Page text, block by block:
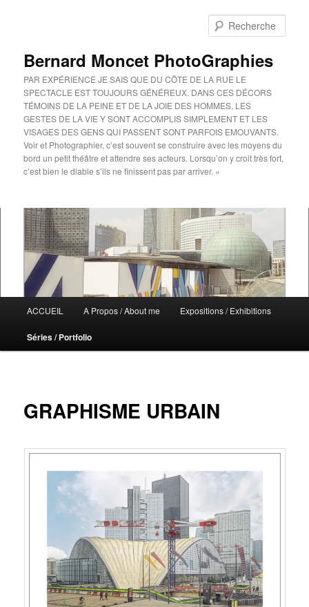
Bernard Moncet PhotoGraphies
PAR EXPÉRIENCE JE SAIS QUE DU CÔTE DE LA RUE LE
SPECTACLE EST TOUJOURS GÉNÉREUX. DANS CES DÉCORS
TÉMOINS DE LA PEINE ET DE LA JOIE DES HOMMES, LES
GESTES DE LA VIE Y SONT ACCOMPLIS SIMPLEMENT ET LES
VISAGES DES GENS QUI PASSENT SONT PARFOIS EMOUVANTS.
Voir et Photographier, c’est souvent se construire avec les moyens du
bord un petit théâtre et attendre ses acteurs. Lorsqu’on y croit très fort,
c’est bien le diable s’ils ne finissent pas par arriver. »
principal
ACCUEIL A Propos / About me Expositions / Exhibitions
Séries / Portfolio
GRAPHISME URBAIN